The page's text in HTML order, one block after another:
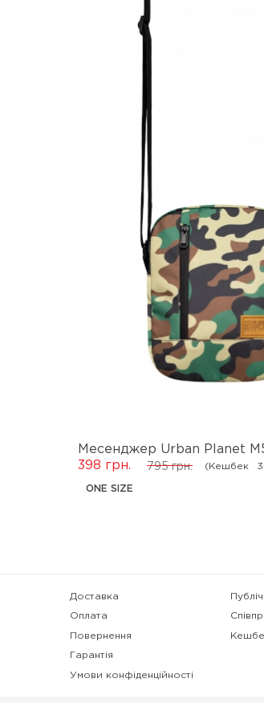
Месенджер Urban Planet
795 грн.
398 грн. (Кешбек
ONE SIZE
Доставка
Оплата
Повернення
Гарантія
Умови конфіденційності